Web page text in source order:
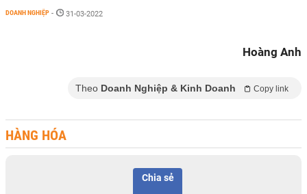
DOANH NGHIỆP - 31-03-2022
Hoàng Anh
Theo Doanh Nghiệp & Kinh Doanh Copy link
HÀNG HÓA
Chia sẻ